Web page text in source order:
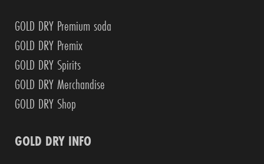
GOLD DRY Premium soda
GOLD DRY Premix
GOLD DRY Spirits
GOLD DRY Merchandise
GOLD DRY Shop
GOLD DRY INFO